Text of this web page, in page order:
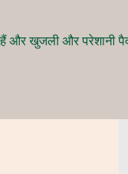
हैं और खुजली और परेशानी